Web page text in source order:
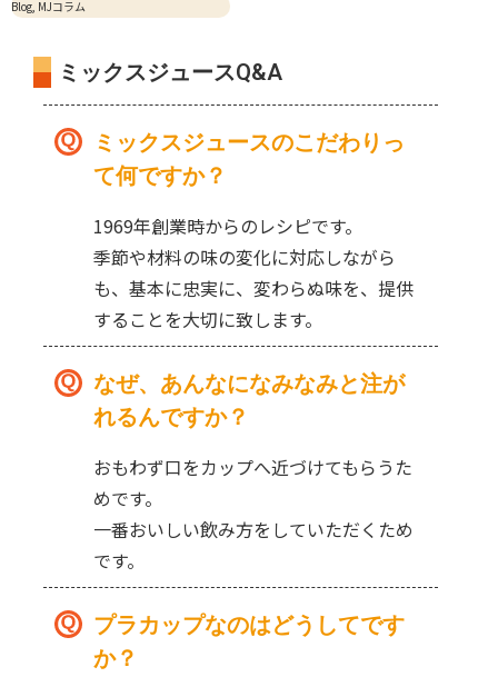
Blog, MJコラム
ミックスジュースQ&A
ミックスジュースのこだわりっ
て何ですか？
1969年創業時からのレシピです。
季節や材料の味の変化に対応しながら
も、基本に忠実に、変わらぬ味を、提供
することを大切に致します。
なぜ、あんなになみなみと注が
れるんですか？
おもわず口をカップへ近づけてもらうた
めです。
一番おいしい飲み方をしていただくため
です。
プラカップなのはどうしてです
か？